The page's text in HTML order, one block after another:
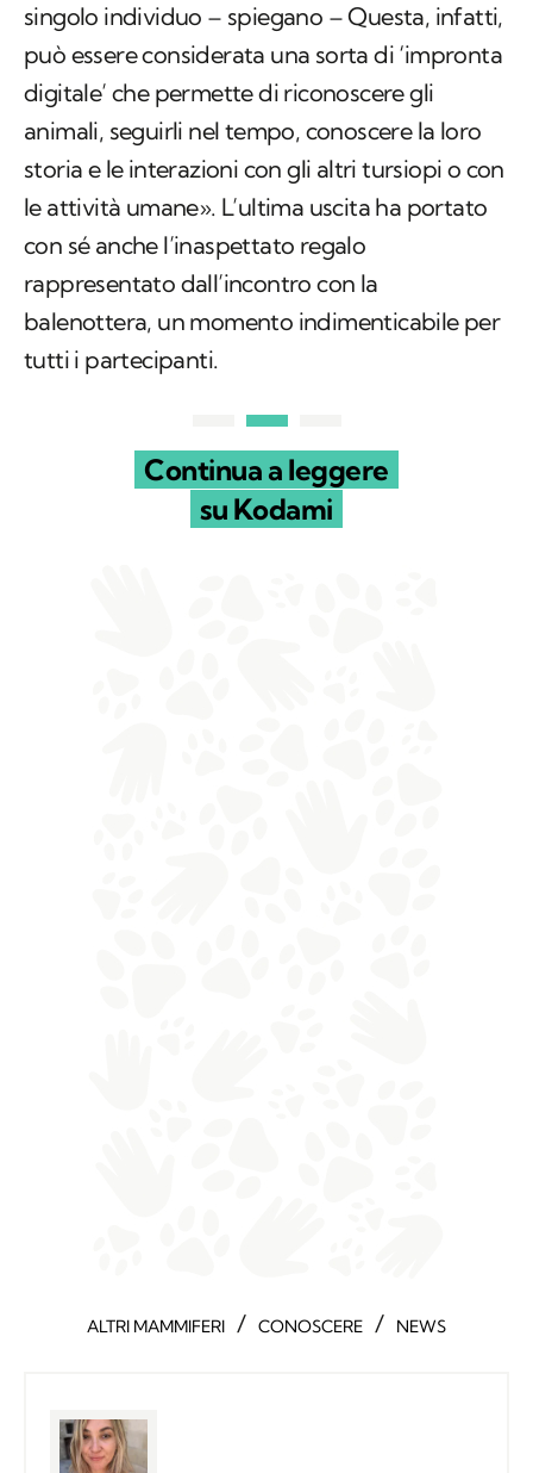
singolo individuo – spiegano – Questa, infatti,
può essere considerata una sorta di ‘impronta
digitale’ che permette di riconoscere gli
animali, seguirli nel tempo, conoscere la loro
storia e le interazioni con gli altri tursiopi o con
le attività umane». L’ultima uscita ha portato
con sé anche l’inaspettato regalo
rappresentato dall’incontro con la
balenottera, un momento indimenticabile per
tutti i partecipanti.
Continua a leggere
su Kodami
ALTRI MAMMIFERI / CONOSCERE / NEWS